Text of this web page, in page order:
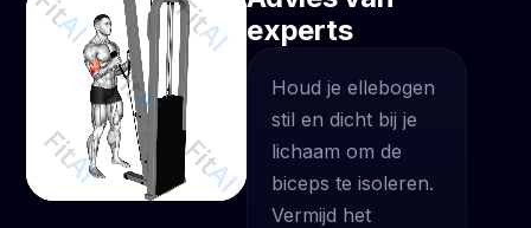
experts
Houd je ellebogen
stil en dicht bij je
lichaam om de
biceps te isoleren.
Vermijd het